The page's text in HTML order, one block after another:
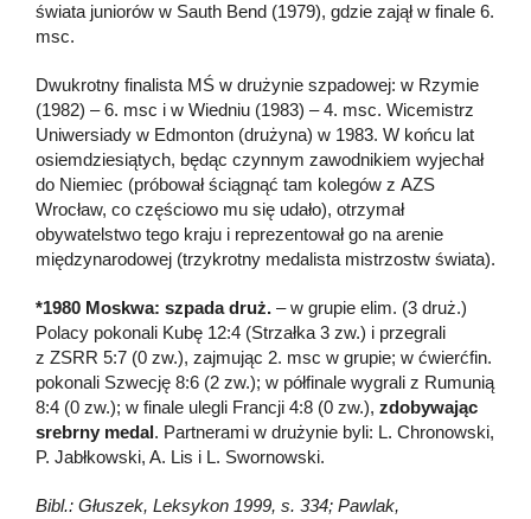
świata juniorów w Sauth Bend (1979), gdzie zajął w finale 6.
msc.
Dwukrotny finalista MŚ w drużynie szpadowej: w Rzymie
(1982) – 6. msc i w Wiedniu (1983) – 4. msc. Wicemistrz
Uniwersiady w Edmonton (drużyna) w 1983. W końcu lat
osiemdziesiątych, będąc czynnym zawodnikiem wyjechał
do Niemiec (próbował ściągnąć tam kolegów z AZS
Wrocław, co częściowo mu się udało), otrzymał
obywatelstwo tego kraju i reprezentował go na arenie
międzynarodowej (trzykrotny medalista mistrzostw świata).
*1980 Moskwa: szpada druż. – w grupie elim. (3 druż.)
Polacy pokonali Kubę 12:4 (Strzałka 3 zw.) i przegrali
z ZSRR 5:7 (0 zw.), zajmując 2. msc w grupie; w ćwierćfin.
pokonali Szwecję 8:6 (2 zw.); w półfinale wygrali z Rumunią
8:4 (0 zw.); w finale ulegli Francji 4:8 (0 zw.), zdobywając
srebrny medal. Partnerami w drużynie byli: L. Chronowski,
P. Jabłkowski, A. Lis i L. Swornowski.
Bibl.: Głuszek, Leksykon 1999, s. 334; Pawlak,